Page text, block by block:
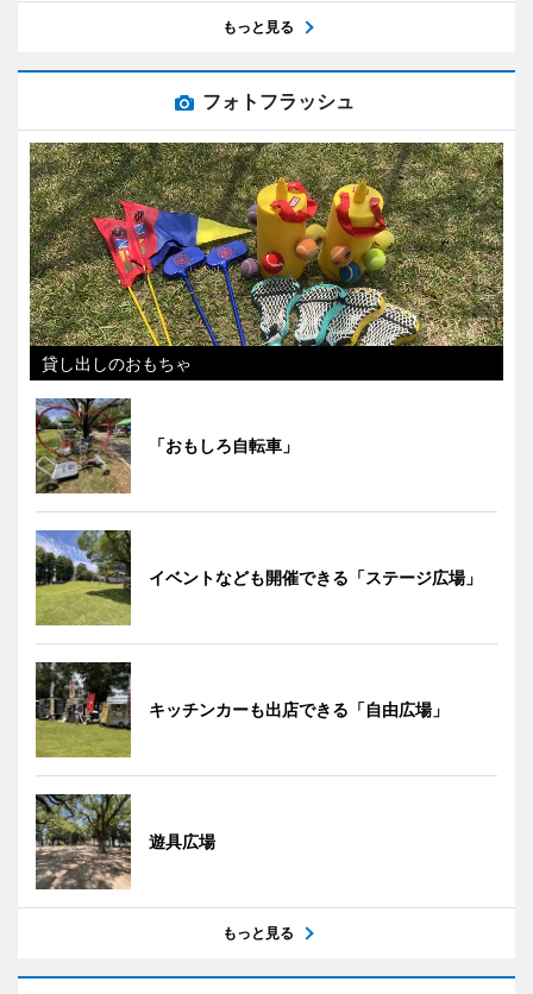
もっと見る
フォトフラッシュ
貸し出しのおもちゃ
「おもしろ自転車」
イベントなども開催できる「ステージ広場」
キッチンカーも出店できる「自由広場」
遊具広場
もっと見る